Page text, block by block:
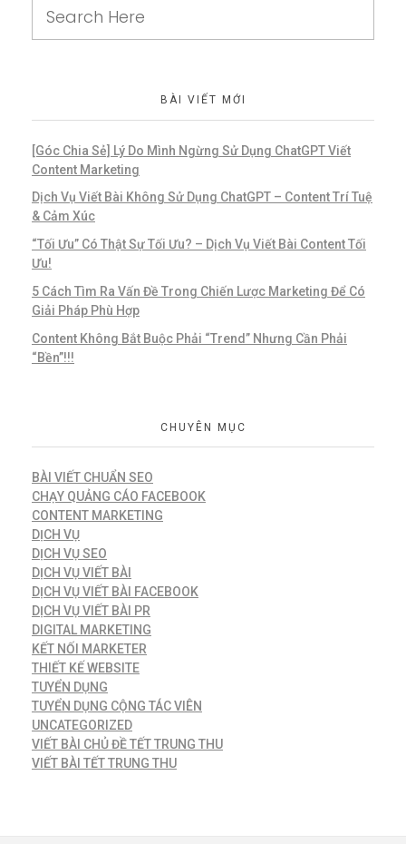
BÀI VIẾT MỚI
[Góc Chia Sẻ] Lý Do Mình Ngừng Sử Dụng ChatGPT Viết
Content Marketing
Dịch Vụ Viết Bài Không Sử Dụng ChatGPT – Content Trí Tuệ
& Cảm Xúc
“Tối Ưu” Có Thật Sự Tối Ưu? – Dịch Vụ Viết Bài Content Tối
Ưu!
5 Cách Tìm Ra Vấn Đề Trong Chiến Lược Marketing Để Có
Giải Pháp Phù Hợp
Content Không Bắt Buộc Phải “Trend” Nhưng Cần Phải
“Bền”!!!
CHUYÊN MỤC
BÀI VIẾT CHUẨN SEO
CHẠY QUẢNG CÁO FACEBOOK
CONTENT MARKETING
DỊCH VỤ
DỊCH VỤ SEO
DỊCH VỤ VIẾT BÀI
DỊCH VỤ VIẾT BÀI FACEBOOK
DỊCH VỤ VIẾT BÀI PR
DIGITAL MARKETING
KẾT NỐI MARKETER
THIẾT KẾ WEBSITE
TUYỂN DỤNG
TUYỂN DỤNG CỘNG TÁC VIÊN
UNCATEGORIZED
VIẾT BÀI CHỦ ĐỀ TẾT TRUNG THU
VIẾT BÀI TẾT TRUNG THU